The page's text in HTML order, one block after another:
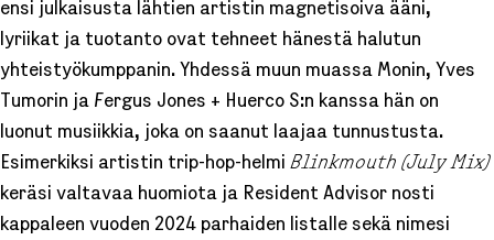
ensi julkaisusta lähtien artistin magnetisoiva ääni,
lyriikat ja tuotanto ovat tehneet hänestä halutun
yhteistyökumppanin. Yhdessä muun muassa Monin, Yves
Tumorin ja Fergus Jones + Huerco S:n kanssa hän on
luonut musiikkia, joka on saanut laajaa tunnustusta.
Esimerkiksi artistin trip-hop-helmi Blinkmouth (July Mix)
keräsi valtavaa huomiota ja Resident Advisor nosti
kappaleen vuoden 2024 parhaiden listalle sekä nimesi